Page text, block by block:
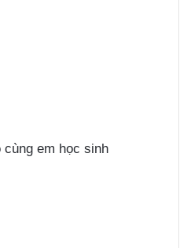
cùng em học sinh